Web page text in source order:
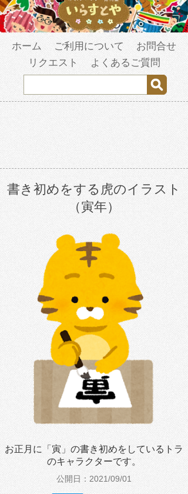
ホーム ご利用について
お問合せ
リクエスト
よくあるご質問
書き初めをする虎のイラスト
（寅年）
お正月に「寅」の書き初めをしているトラ
のキャラクターです。
公開日：2021/09/01